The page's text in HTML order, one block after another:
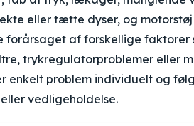
eller tætte dyser, og
forårsaget af forskellige faktorer
trykregulatorproblemer eller
enkelt problem individuelt og
vedligeholdelse.